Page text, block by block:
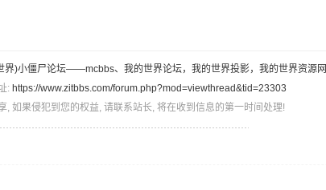
界)小僵尸论坛——mcbbs、我的世界论坛，我的世界投影，我的世界资源网
: https://www.zitbbs.com/forum.php?mod=viewthread&tid=23303
, 如果侵犯到您的权益, 请联系站长, 将在收到信息的第一时间处理!